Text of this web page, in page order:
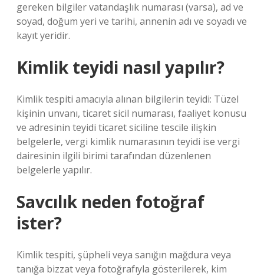
gereken bilgiler vatandaşlık numarası (varsa), ad ve
soyad, doğum yeri ve tarihi, annenin adı ve soyadı ve
kayıt yeridir.
Kimlik teyidi nasıl yapılır?
Kimlik tespiti amacıyla alınan bilgilerin teyidi: Tüzel
kişinin unvanı, ticaret sicil numarası, faaliyet konusu
ve adresinin teyidi ticaret siciline tescile ilişkin
belgelerle, vergi kimlik numarasının teyidi ise vergi
dairesinin ilgili birimi tarafından düzenlenen
belgelerle yapılır.
Savcılık neden fotoğraf
ister?
Kimlik tespiti, şüpheli veya sanığın mağdura veya
tanığa bizzat veya fotoğrafıyla gösterilerek, kim